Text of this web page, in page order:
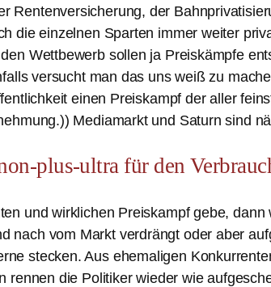
Rentenversicherung, der
die einzelnen Sparten immer weiter
Wettbewerb sollen ja Preiskämpfe
versucht man das uns weiß zu
einen Preiskampf der aller
Mediamarkt und Saturn sind
plus-ultra für den
und wirklichen Preiskampf gebe,
nach vom Markt verdrängt oder aber
stecken. Aus ehemaligen
rennen die Politiker wieder wie